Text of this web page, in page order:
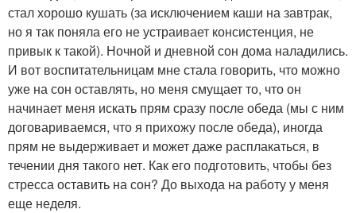
стал хорошо кушать (за исключением каши на завтрак,
но я так поняла его не устраивает консистенция, не
привык к такой). Ночной и дневной сон дома наладились.
И вот воспитательницам мне стала говорить, что можно
уже на сон оставлять, но меня смущает то, что он
начинает меня искать прям сразу после обеда (мы с ним
договариваемся, что я прихожу после обеда), иногда
прям не выдерживает и может даже расплакаться, в
течении дня такого нет. Как его подготовить, чтобы без
стресса оставить на сон? До выхода на работу у меня
еще неделя.